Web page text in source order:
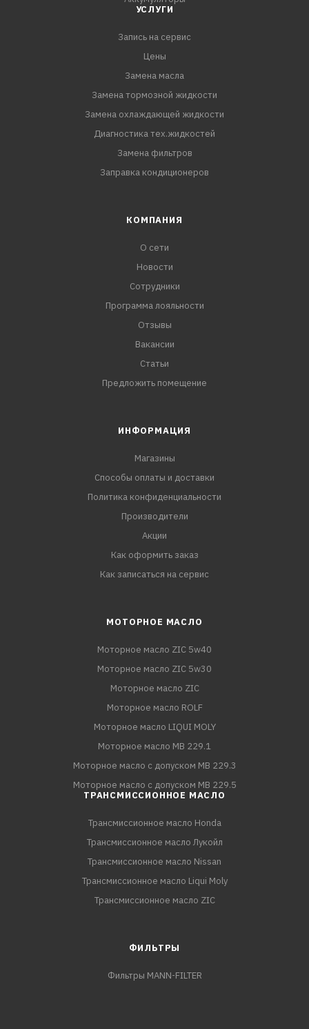
УСЛУГИ
Запись на сервис
Цены
Замена масла
Замена тормозной жидкости
Замена охлаждающей жидкости
Диагностика тех.жидкостей
Замена фильтров
Заправка кондиционеров
КОМПАНИЯ
О сети
Новости
Сотрудники
Программа лояльности
Отзывы
Вакансии
Статьи
Предложить помещение
ИНФОРМАЦИЯ
Магазины
Способы оплаты и доставки
Политика конфиденциальности
Производители
Акции
Как оформить заказ
Как записаться на сервис
МОТОРНОЕ МАСЛО
Моторное масло ZIC 5w40
Моторное масло ZIC 5w30
Моторное масло ZIC
Моторное масло ROLF
Моторное масло LIQUI MOLY
Моторное масло MB 229.1
Моторное масло с допуском MB 229.3
Моторное масло с допуском MB 229.5
ТРАНСМИССИОННОЕ МАСЛО
Трансмиссионное масло Honda
Трансмиссионное масло Лукойл
Трансмиссионное масло Nissan
Трансмиссионное масло Liqui Moly
Трансмиссионное масло ZIC
ФИЛЬТРЫ
Фильтры MANN-FILTER